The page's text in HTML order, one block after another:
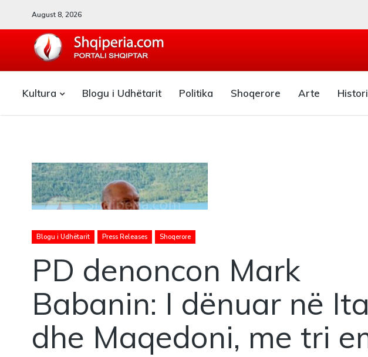
August 8, 2026
Kultura Blogu i Udhëtarit Politika Shoqerore Arte Histori
Blogu i Udhëtarit Press Releases Shoqerore
PD denoncon Mark
Babanin: I dënuar në
dhe Maqedoni, me tri